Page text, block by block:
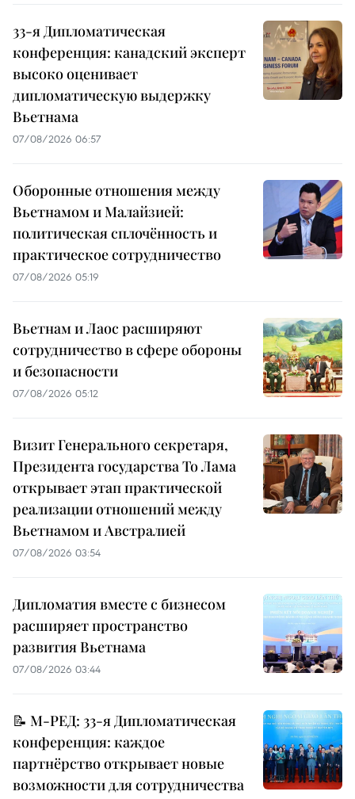
33-я Дипломатическая
конференция: канадский эксперт
высоко оценивает
дипломатическую выдержку
Вьетнама
07/08/2026 06:57
Оборонные отношения между
Вьетнамом и Малайзией:
политическая сплочённость и
практическое сотрудничество
07/08/2026 05:19
Вьетнам и Лаос расширяют
сотрудничество в сфере обороны
и безопасности
07/08/2026 05:12
Визит Генерального секретаря,
Президента государства То Лама
открывает этап практической
реализации отношений между
Вьетнамом и Австралией
07/08/2026 03:54
Дипломатия вместе с бизнесом
расширяет пространство
развития Вьетнама
07/08/2026 03:44
📝 М-РЕД: 33-я Дипломатическая
конференция: каждое
партнёрство открывает новые
возможности для сотрудничества